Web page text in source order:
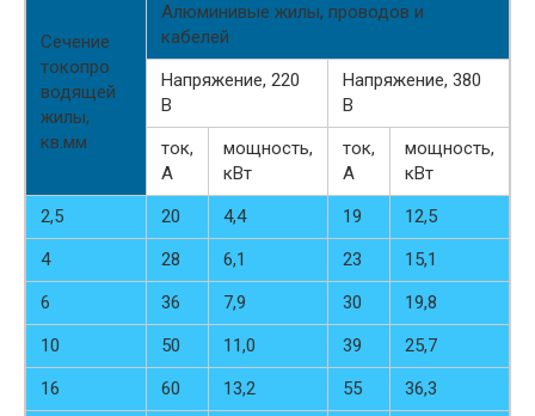
Сечение
токопро
водящей
жилы,
кв.мм
Алюминивые жилы, проводов и
кабелей
Напряжение, 220
В
Напряжение, 380
В
ток,
А
мощность,
кВт
ток,
А
мощность,
кВт
2,5
20 4,4 19
12,5
4
28 6,1 23
15,1
6
36 7,9 30
19,8
10
50 11,0 39
25,7
16
60 13,2 55
36,3